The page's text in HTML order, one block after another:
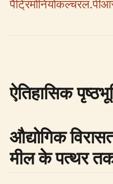
ऐतिहासिक
औद्योगिक
मील के पत्थर